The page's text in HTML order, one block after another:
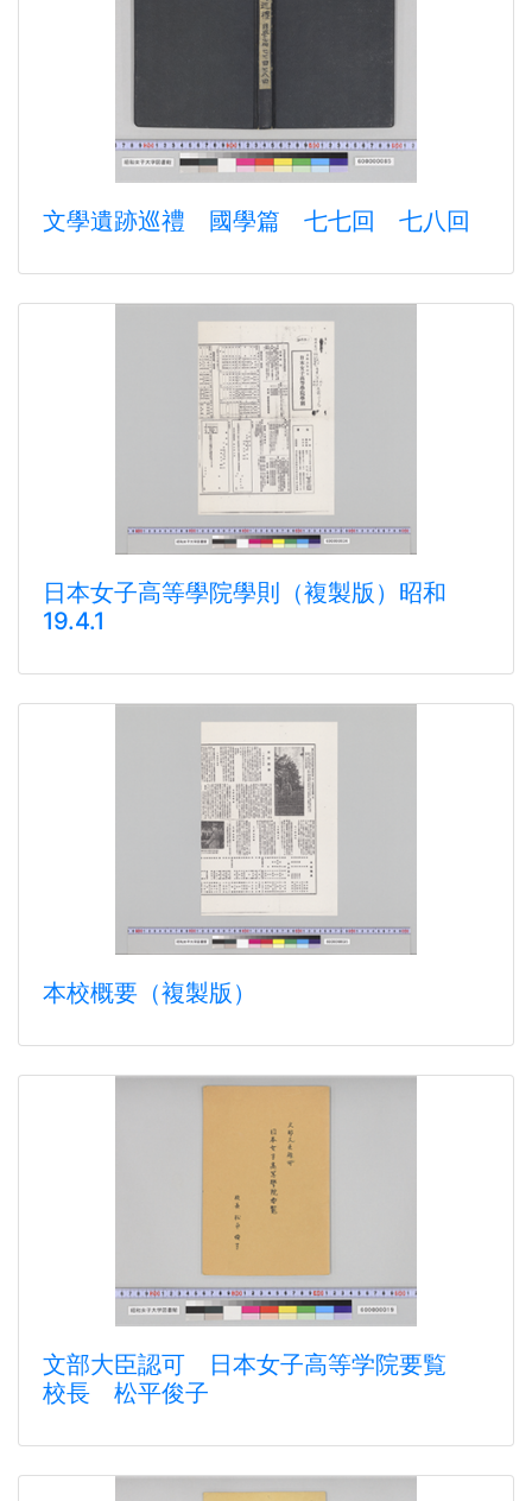
文學遺跡巡禮 國學篇 七七回 七八回
日本女子高等學院學則（複製版）昭和
19.4.1
本校概要（複製版）
文部大臣認可 日本女子高等学院要覧
校長 松平俊子